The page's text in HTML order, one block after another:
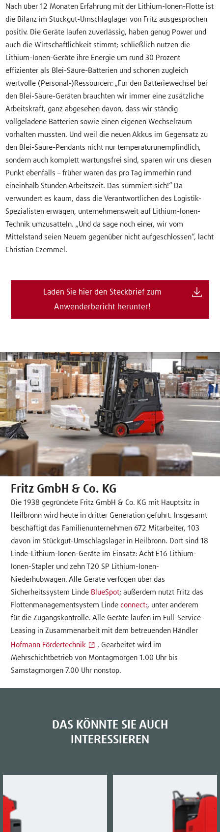
Nach über 12 Monaten Erfahrung mit der Lithium-Ionen-Flotte ist
die Bilanz im Stückgut-Umschlaglager von Fritz ausgesprochen
positiv. Die Geräte laufen zuverlässig, haben genug Power und
auch die Wirtschaftlichkeit stimmt; schließlich nutzen die
Lithium-Ionen-Geräte ihre Energie um rund 30 Prozent
effizienter als Blei-Säure-Batterien und schonen zugleich
wertvolle (Personal-)Ressourcen: „Für den Batteriewechsel bei
den Blei-Säure-Geräten brauchten wir immer eine zusätzliche
Arbeitskraft, ganz abgesehen davon, dass wir ständig
vollgeladene Batterien sowie einen eigenen Wechselraum
vorhalten mussten. Und weil die neuen Akkus im Gegensatz zu
den Blei-Säure-Pendants nicht nur temperaturunempfindlich,
sondern auch komplett wartungsfrei sind, sparen wir uns diesen
Punkt ebenfalls – früher waren das pro Tag immerhin rund
eineinhalb Stunden Arbeitszeit. Das summiert sich!“ Da
verwundert es kaum, dass die Verantwortlichen des Logistik-
Spezialisten erwägen, unternehmensweit auf Lithium-Ionen-
Technik umzusatteln. „Und da sage noch einer, wir vom
Mittelstand seien Neuem gegenüber nicht aufgeschlossen“, lacht
Christian Czemmel.
Laden Sie hier den Steckbrief zum
Anwenderbericht herunter!
Fritz GmbH & Co. KG
Die 1938 gegründete Fritz GmbH & Co. KG mit Hauptsitz in
Heilbronn wird heute in dritter Generation geführt. Insgesamt
beschäftigt das Familienunternehmen 672 Mitarbeiter, 103
davon im Stückgut-Umschlagslager in Heilbronn. Dort sind 18
Linde-Lithium-Ionen-Geräte im Einsatz: Acht E16 Lithium-
Ionen-Stapler und zehn T20 SP Lithium-Ionen-
Niederhubwagen. Alle Geräte verfügen über das
Sicherheitssystem Linde BlueSpot; außerdem nutzt Fritz das
Flottenmanagementsystem Lindeconnect:, unter anderem
für die Zugangskontrolle. Alle Geräte laufen im Full-Service-
Leasing in Zusammenarbeit mit dem betreuenden Händler
Hofmann Fördertechnik
. Gearbeitet wird im
Mehrschichtbetrieb von Montagmorgen 1.00 Uhr bis
Samstagmorgen 7.00 Uhr nonstop.
DAS KÖNNTE SIE AUCH
INTERESSIEREN